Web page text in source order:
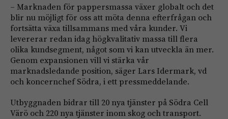
– Marknaden för pappersmassa växer globalt och det
blir nu möjligt för oss att möta denna efterfrågan och
fortsätta växa tillsammans med våra kunder. Vi
levererar redan idag högkvalitativ massa till flera
olika kundsegment, något som vi kan utveckla än mer.
Genom expansionen vill vi stärka vår
marknadsledande position, säger Lars Idermark, vd
och koncernchef Södra, i ett pressmeddelande.
Utbyggnaden bidrar till 20 nya tjänster på Södra Cell
Värö och 220 nya tjänster inom skog och transport.